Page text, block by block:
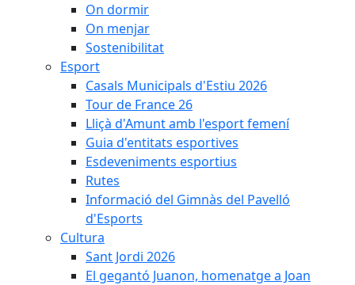
On dormir
On menjar
Sostenibilitat
Esport
Casals Municipals d'Estiu 2026
Tour de France 26
Lliçà d'Amunt amb l'esport femení
Guia d'entitats esportives
Esdeveniments esportius
Rutes
Informació del Gimnàs del Pavelló
d'Esports
Cultura
Sant Jordi 2026
El gegantó Juanon, homenatge a Joan